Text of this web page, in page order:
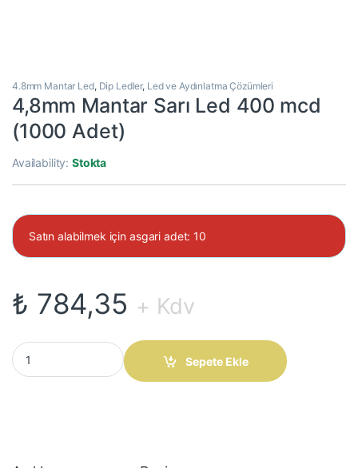
4.8mm Mantar Led, Dip Ledler, Led ve Aydınlatma Çözümleri
4,8mm Mantar Sarı Led 400 mcd
(1000 Adet)
Availability:Stokta
Satın alabilmek için asgari adet: 10
₺ 784,35 + Kdv
4,8mm Mantar Sarı Led 400 mcd (1000 Adet) quantity
Sepete Ekle